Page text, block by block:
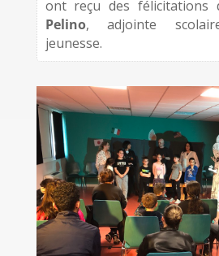
ont reçu des félicitations
Pelino, adjointe
jeunesse.